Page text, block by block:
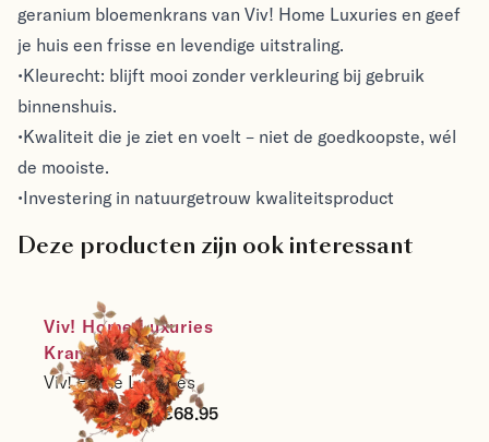
geranium bloemenkrans van Viv! Home Luxuries en geef
je huis een frisse en levendige uitstraling.
•Kleurecht: blijft mooi zonder verkleuring bij gebruik
binnenshuis.
•Kwaliteit die je ziet en voelt – niet de goedkoopste, wél
de mooiste.
•Investering in natuurgetrouw kwaliteitsproduct
Deze producten zijn ook interessant
Viv! Home Luxuries
Krans -
Herfstbladeren
met Dennenappels
- herfst - oranje
Viv! Home Luxuries
€68.95